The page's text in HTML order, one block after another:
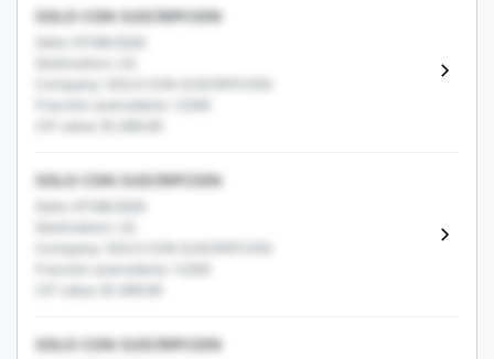
SOLO CON SUSCRIPCION
Date: 07/08/2026
Destination: US
Company: SOLO CON SUSCRIPCION
Fracción arancelaria: 12345
CIF value: $1,000.00
SOLO CON SUSCRIPCION
Date: 07/08/2026
Destination: US
Company: SOLO CON SUSCRIPCION
Fracción arancelaria: 12345
CIF value: $1,000.00
SOLO CON SUSCRIPCION